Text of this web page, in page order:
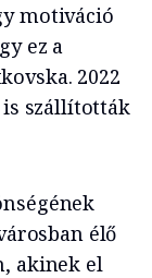
motiváció
ez a
2022
szállították
élő
akinek el